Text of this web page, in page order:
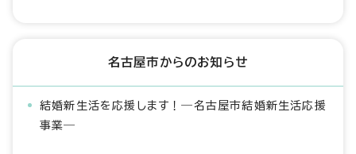
名古屋市からのお知らせ
結婚新生活を応援します！―名古屋市結婚新生活応援
事業―